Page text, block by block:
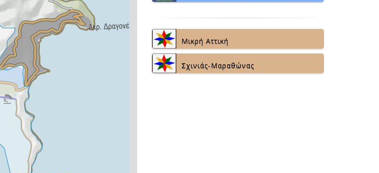
Μικρή Αττική
Σχινιάς-Μαραθώνας